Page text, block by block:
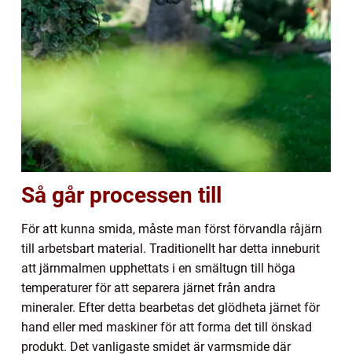
Så går processen till
För att kunna smida, måste man först förvandla råjärn
till arbetsbart material. Traditionellt har detta inneburit
att järnmalmen upphettats i en smältugn till höga
temperaturer för att separera järnet från andra
mineraler. Efter detta bearbetas det glödheta järnet för
hand eller med maskiner för att forma det till önskad
produkt. Det vanligaste smidet är varmsmide där